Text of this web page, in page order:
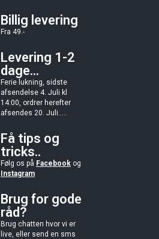
Billig levering
Fra 49.-
Levering 1-2
dage...
Ferie lukning, sidste
afsendelse 4. Juli kl
14:00, ordrer herefter
afsendes 20. Juli.....
Få tips og
tricks..
Følg os på Facebook og
Instagram
Brug for gode
råd?
Brug chatten hvor vi er
live, eller send en sms